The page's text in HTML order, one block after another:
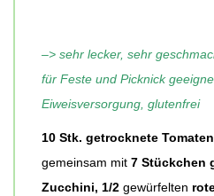
–> sehr lecker, sehr
für Feste und Picknick
Eiweisversorgung, glutenfrei
10 Stk. getrocknete Tomaten
gemeinsam mit 7 Stückchen
Zucchini, 1/2 gewürfelten